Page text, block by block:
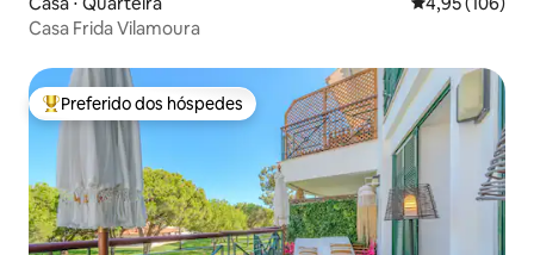
Casa Frida Vilamoura
Entre os melhores preferidos dos hóspedes
Preferido dos hóspedes